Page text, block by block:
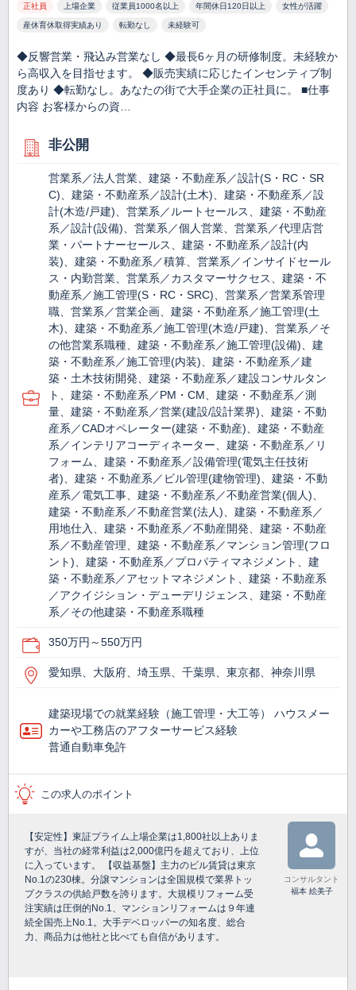
正社員 上場企業 従業員1000名以上 年間休日120日以上 女性が活躍
産休育休取得実績あり 転勤なし 未経験可
◆反響営業・飛込み営業なし ◆最長6ヶ月の研修制度。未経験か
ら高収入を目指せます。 ◆販売実績に応じたインセンティブ制
度あり ◆転勤なし。あなたの街で大手企業の正社員に。 ■仕事
内容 お客様からの資…
非公開
営業系／法人営業、建築・不動産系／設計(S・RC・SR
C)、建築・不動産系／設計(土木)、建築・不動産系／設
計(木造/戸建)、営業系／ルートセールス、建築・不動産
系／設計(設備)、営業系／個人営業、営業系／代理店営
業・パートナーセールス、建築・不動産系／設計(内
装)、建築・不動産系／積算、営業系／インサイドセール
ス・内勤営業、営業系／カスタマーサクセス、建築・不
動産系／施工管理(S・RC・SRC)、営業系／営業系管理
職、営業系／営業企画、建築・不動産系／施工管理(土
木)、建築・不動産系／施工管理(木造/戸建)、営業系／そ
の他営業系職種、建築・不動産系／施工管理(設備)、建
築・不動産系／施工管理(内装)、建築・不動産系／建
築・土木技術開発、建築・不動産系／建設コンサルタン
ト、建築・不動産系／PM・CM、建築・不動産系／測
量、建築・不動産系／営業(建設/設計業界)、建築・不動
産系／CADオペレーター(建築・不動産)、建築・不動産
系／インテリアコーディネーター、建築・不動産系／リ
フォーム、建築・不動産系／設備管理(電気主任技術
者)、建築・不動産系／ビル管理(建物管理)、建築・不動
産系／電気工事、建築・不動産系／不動産営業(個人)、
建築・不動産系／不動産営業(法人)、建築・不動産系／
用地仕入、建築・不動産系／不動産開発、建築・不動産
系／不動産管理、建築・不動産系／マンション管理(フロ
ント)、建築・不動産系／プロパティマネジメント、建
築・不動産系／アセットマネジメント、建築・不動産系
／アクイジション・デューデリジェンス、建築・不動産
系／その他建築・不動産系職種
350万円～550万円
愛知県、大阪府、埼玉県、千葉県、東京都、神奈川県
建築現場での就業経験（施工管理・大工等） ハウスメー
カーや工務店のアフターサービス経験
普通自動車免許
この求人のポイント
【安定性】東証プライム上場企業は1,800社以上ありま
すが、当社の経常利益は2,000億円を超えており、上位
に入っています。 【収益基盤】主力のビル賃貸は東京
No.1の230棟。分譲マンションは全国規模で業界トッ
プクラスの供給戸数を誇ります。大規模リフォーム受
注実績は圧倒的No.1、マンションリフォームは９年連
続全国売上No.1。大手デベロッパーの知名度、総合
力、商品力は他社と比べても自信があります。
コンサルタント
福本 絵美子